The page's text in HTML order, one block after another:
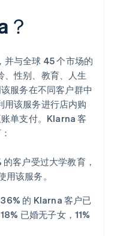
与全球 45 个市场的
性别、教育、人生
服务在不同客户群中
该服务进行店内购
单支付。Klarna 客
客户受过大学教育，
该服务。
的 Klarna 客户已
已婚无子女，11%